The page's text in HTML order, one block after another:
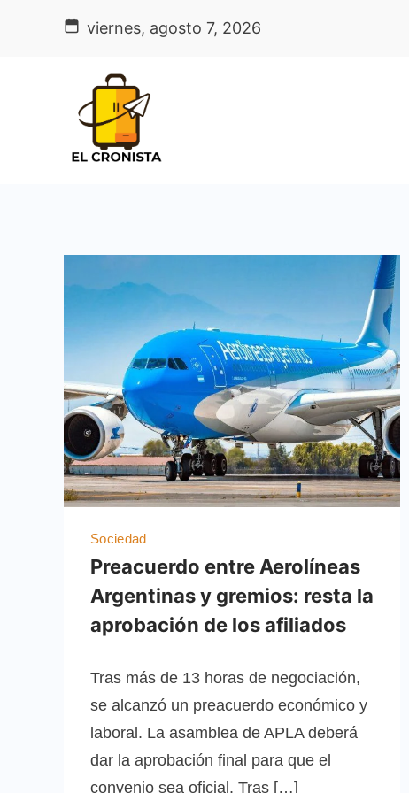
viernes, agosto 7, 2026
Sociedad
Preacuerdo entre Aerolíneas
Argentinas y gremios: resta la
aprobación de los afiliados
Tras más de 13 horas de negociación,
se alcanzó un preacuerdo económico y
laboral. La asamblea de APLA deberá
dar la aprobación final para que el
convenio sea oficial. Tras […]